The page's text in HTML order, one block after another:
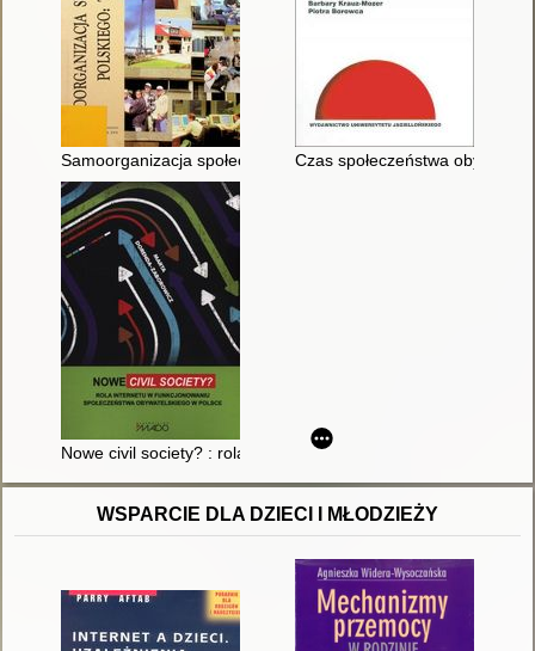
Samoorganizacja społeczeństwa polskiego : trzeci sektor :
Czas społeczeństwa
Nowe civil society? : rola Internetu w funkcjonowaniu
WSPARCIE DLA DZIECI I MŁODZIEŻY